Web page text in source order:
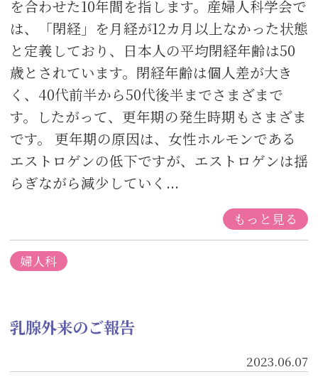
を合わせた10年間を指します。産婦人科学会で
は、「閉経」を月経が12カ月以上なかった状態
と定義しており、日本人の平均閉経年齢は50
歳とされています。閉経年齢は個人差が大き
く、40代前半から50代後半までさまざまで
す。したがって、更年期の発生時期もさまざま
です。 更年期の原因は、女性ホルモンである
エストロゲンの低下ですが、エストロゲンは揺
らぎながら減少していく...
もっと見る
婦人科
乳腺外来のご報告
2023.06.07